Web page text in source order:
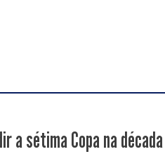
a sétima Copa na década